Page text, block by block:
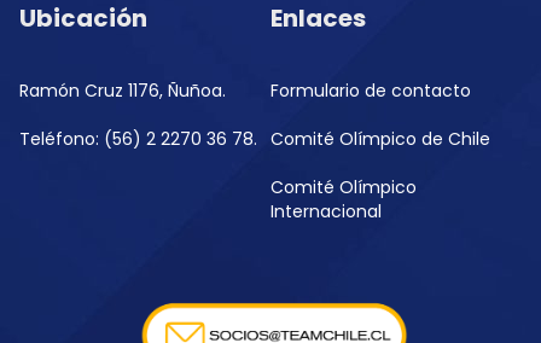
Ubicación
Ramón Cruz 1176, Ñuñoa.
Teléfono: (56) 2 2270 36 78.
Enlaces
Formulario de contacto
Comité Olímpico de Chile
Comité Olímpico
Internacional